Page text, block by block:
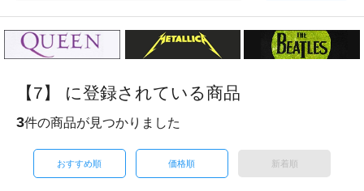
【7】 に登録されている商品
3件の商品が見つかりました
おすすめ順 価格順 新着順